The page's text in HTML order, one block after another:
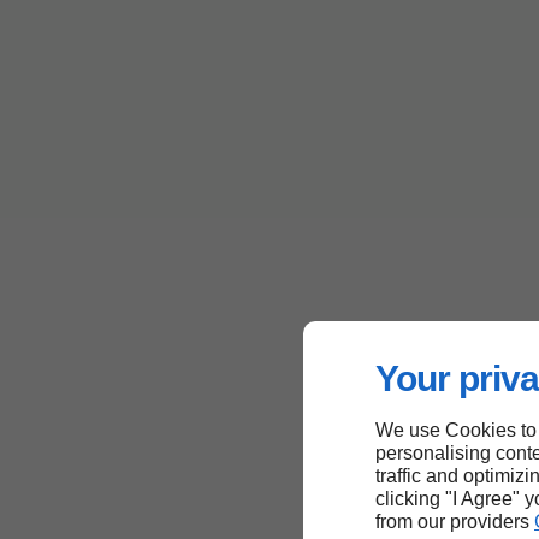
Your
We use Cookies
personalising
traffic and
clicking "I Agree"
from our providers